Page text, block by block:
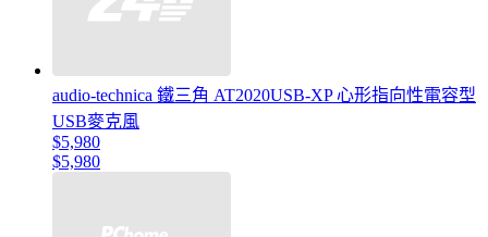
audio-technica 鐵三角 AT2020USB-XP 心形指向性電容型
USB麥克風
$5,980
$5,980